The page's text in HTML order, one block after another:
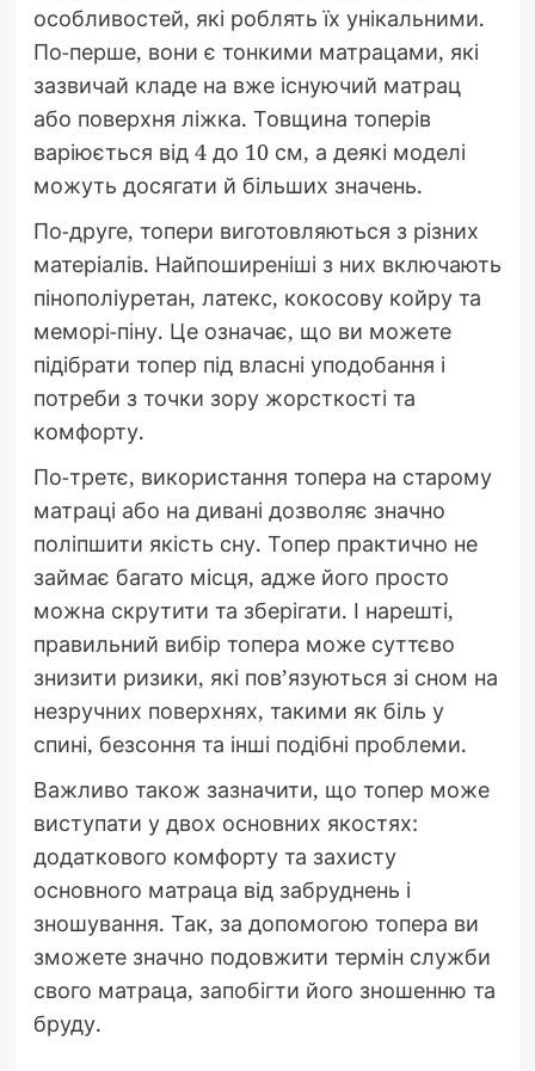
особливостей, які роблять їх унікальними.
По-перше, вони є тонкими матрацами, які
зазвичай кладе на вже існуючий матрац
або поверхня ліжка. Товщина топерів
варіюється від 4 до 10 см, а деякі моделі
можуть досягати й більших значень.
По-друге, топери виготовляються з різних
матеріалів. Найпоширеніші з них включають
пінополіуретан, латекс, кокосову койру та
меморі-піну. Це означає, що ви можете
підібрати топер під власні уподобання і
потреби з точки зору жорсткості та
комфорту.
По-третє, використання топера на старому
матраці або на дивані дозволяє значно
поліпшити якість сну. Топер практично не
займає багато місця, адже його просто
можна скрутити та зберігати. І нарешті,
правильний вибір топера може суттєво
знизити ризики, які пов’язуються зі сном на
незручних поверхнях, такими як біль у
спині, безсоння та інші подібні проблеми.
Важливо також зазначити, що топер може
виступати у двох основних якостях:
додаткового комфорту та захисту
основного матраца від забруднень і
зношування. Так, за допомогою топера ви
зможете значно подовжити термін служби
свого матраца, запобігти його зношенню та
бруду.